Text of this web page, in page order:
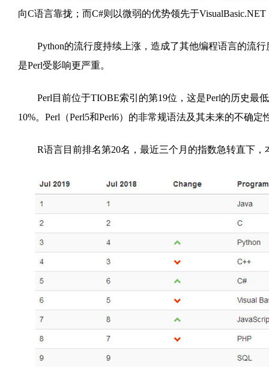
向C语言靠拢；而C#则以微弱的优势领先于
Python的流行度持续上涨，造成了其他编程语言的流行
是Perl受影响更严重。
Perl目前位于TIOBE索引的第19位，这是Perl的历史最低
10%。Perl（Perl5和Perl6）的非常规语法及其未来的不确
R语言目前排名第20名，最近三个月的指数急转直下，